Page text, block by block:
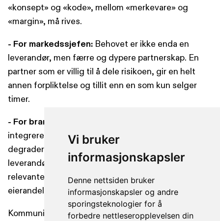
Vi bruker
informasjonskapsler
Denne nettsiden bruker
informasjonskapsler og andre
sporingsteknologier for å
forbedre nettleseropplevelsen din
«konsept» og «kode», mellom «merkevare» og
«margin», må rives.
- For markedssjefen: Behovet er ikke enda en
leverandør, men færre og dypere partnerskap. En
partner som er villig til å dele risikoen, gir en helt
annen forpliktelse og tillit enn en som kun selger
timer.
- For bransjen:
integrere seg dypere i kundenes virksomhet, vil bli
degradert til rene produksjonshus – lett erstattelige
leverandører av innhold og design. De strategisk
relevante byråene vil være de som tør å ta en
eierandel i kundenes suksess.
Kommunikasjonsbransjen har lenge vært kartleser.